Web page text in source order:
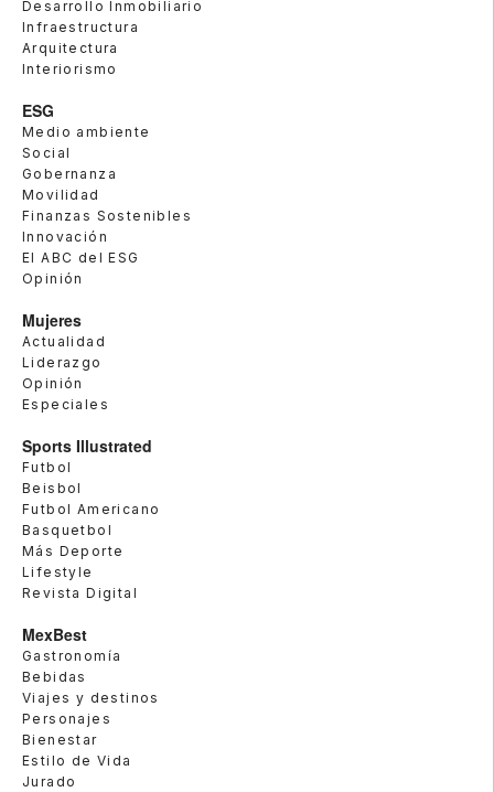
Desarrollo Inmobiliario
Infraestructura
Arquitectura
Interiorismo
ESG
Medio ambiente
Social
Gobernanza
Movilidad
Finanzas Sostenibles
Innovación
El ABC del ESG
Opinión
Mujeres
Actualidad
Liderazgo
Opinión
Especiales
Sports Illustrated
Futbol
Beisbol
Futbol Americano
Basquetbol
Más Deporte
Lifestyle
Revista Digital
MexBest
Gastronomía
Bebidas
Viajes y destinos
Personajes
Bienestar
Estilo de Vida
Jurado